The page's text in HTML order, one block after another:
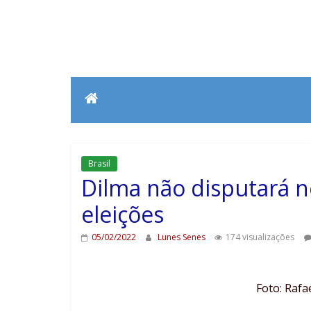
Brasil
Dilma não disputará
eleições
05/02/2022 Lunes Senes 174 visualizações
Foto: